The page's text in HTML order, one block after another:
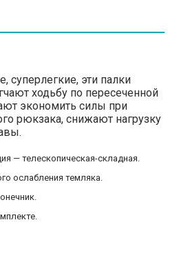
суперлегкие, эти палки
ходьбу по пересеченной
экономить силы при
рюкзака, снижают нагрузку
— телескопическая-складная.
ослабления темляка.